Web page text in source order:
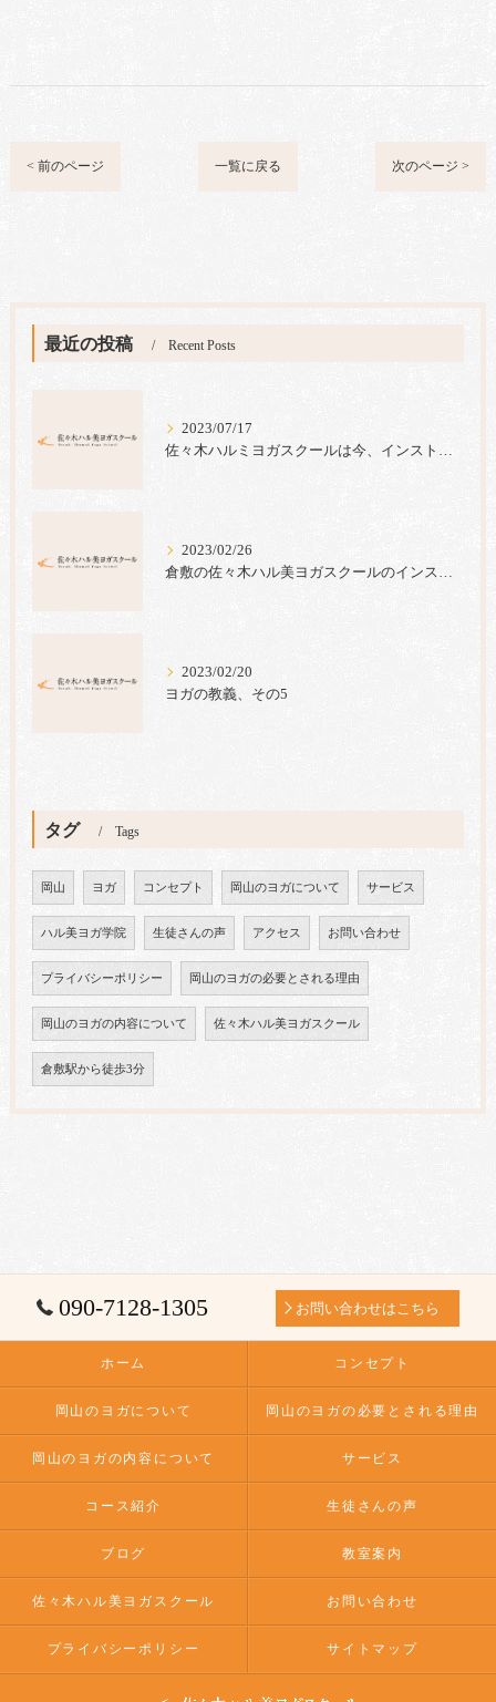
< 前のページ 一覧に戻る 次のページ >
最近の投稿 Recent Posts
2023/07/17
佐々木ハルミヨガスクールは今、インストラクター養成コース生の募集キャンペーンを実施中です。
2023/02/26
倉敷の佐々木ハル美ヨガスクールのインストラクター養成コースでは心のヨガ＝ラジャヨガを指導しています。
2023/02/20
ヨガの教義、その5
タグ Tags
岡山 ヨガ コンセプト 岡山のヨガについて サービス
ハル美ヨガ学院 生徒さんの声 アクセス お問い合わせ
プライバシーポリシー 岡山のヨガの必要とされる理由
岡山のヨガの内容について 佐々木ハル美ヨガスクール
倉敷駅から徒歩3分
090-7128-1305 お問い合わせはこちら
ホーム コンセプト
岡山のヨガについて 岡山のヨガの必要とされる理由
岡山のヨガの内容について サービス
コース紹介 生徒さんの声
ブログ 教室案内
佐々木ハル美ヨガスクール お問い合わせ
プライバシーポリシー サイトマップ